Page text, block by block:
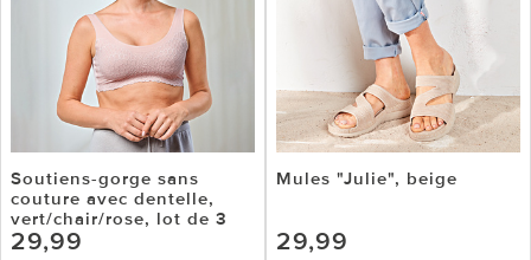
Soutiens-gorge sans
couture avec dentelle,
vert/chair/rose, lot de 3
29,99
Mules "Julie", beige
29,99